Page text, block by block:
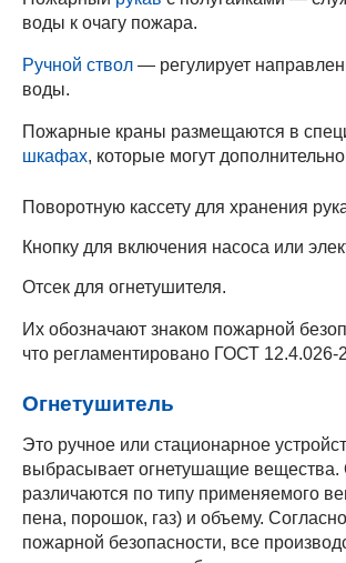
воды к очагу пожара.
Ручной ствол — регулирует
воды.
Пожарные краны размещаются в
шкафах, которые могут
Поворотную кассету для хранения
Кнопку для включения насоса или
Отсек для огнетушителя.
Их обозначают знаком пожарной
что регламентировано ГОСТ 12.4.026-
Огнетушитель
Это ручное или стационарное
выбрасывает огнетушащие вещества.
различаются по типу применяемого
пена, порошок, газ) и объему.
пожарной безопасности, все